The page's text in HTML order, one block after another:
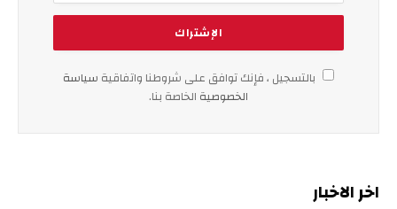
بالتسجيل ، فإنك توافق على شروطنا واتفاقية سياسة
الخصوصية الخاصة بنا.
اخر الاخبار